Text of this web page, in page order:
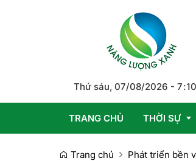
Thứ sáu, 07/08/2026 - 7:10
TRANG CHỦ THỜI SỰ
Trang chủ Phát triển bền